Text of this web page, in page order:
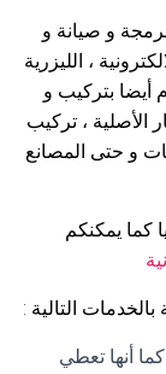
و صيانة و
، الليزرية
أيضا بتركيب و
الأصلية ، تركيب
و حتى المصانع
كما يمكنكم
التالية :
أنها تعطي